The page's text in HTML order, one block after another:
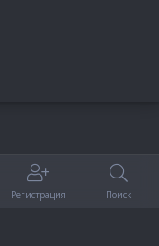
Регистрация Поиск